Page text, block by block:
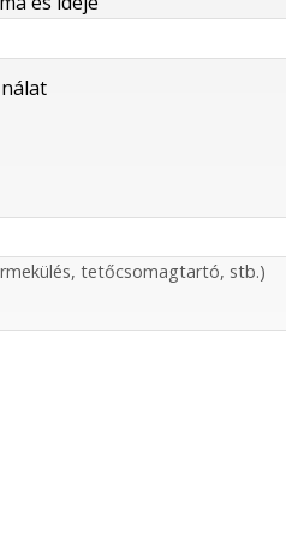
tetőcsomagtartó, stb.)